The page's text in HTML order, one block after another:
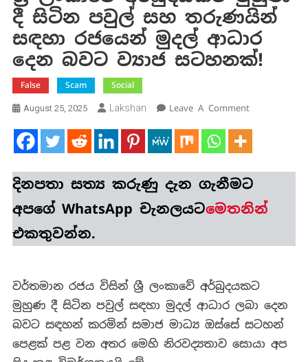
දී සිටින පවුල් සහ තරුණයින්
සඳහා රජයෙන් මුදල් ආධාර
දෙන බවට ව්‍යාජ සටහනක්!
False Scam Social
August 25, 2025 Lakshan Leave A CommentOn
අර්බුදයකට
මුහුණ
දී
සිටින
පවුල්
තරුණයින්
රජයෙන්
මුදල්
ආධාර
දෙන
බවට
දිනපතා සත්‍ය කරුණුදැන ගැනීමට
අපගේ WhatsApp චැනලයටමෙතනින්
එකතුවන්න.
වර්තමාන රජය විසින් ශ්‍රී ලංකාවේ අර්බුදයකට
මුහුණ දී සිටින පවුල් සඳහා මුදල් ආධාර ලබා දෙන
බවට සඳහන් කරමින් සමාජ මාධ්‍ය ඔස්සේ සටහන්
පෙළක් පළ වන අතර මෙහි නිරවද්‍යතාව සොයා අප